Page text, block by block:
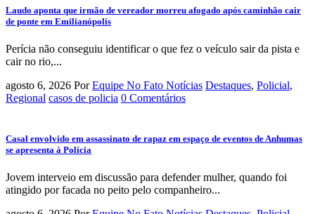
Laudo aponta que irmão de vereador morreu afogado após caminhão cair
de ponte em Emilianópolis
Perícia não conseguiu identificar o que fez o veículo sair da pista e
cair no rio,...
agosto 6, 2026 Por Equipe No Fato Notícias Destaques, Policial,
Regional casos de policia 0 Comentários
Casal envolvido em assassinato de rapaz em espaço de eventos de Anhumas
se apresenta à Polícia
Jovem interveio em discussão para defender mulher, quando foi
atingido por facada no peito pelo companheiro...